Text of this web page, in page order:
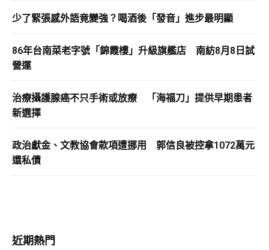
少了緊張感外語竟變強？喝酒後「發音」進步最明顯
86年台南菜老字號「錦霞樓」升級旗艦店 南紡8月8日試
營運
治療攝護腺癌不只手術或放療 「海福刀」提供早期患者
新選擇
政治獻金、文教協會款項遭挪用 郭信良被控拿1072萬元
還私債
近期熱門